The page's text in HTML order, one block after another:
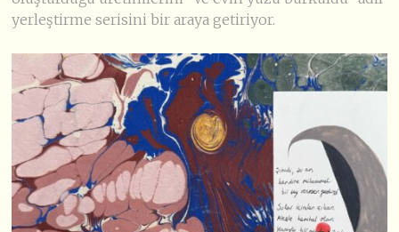
yerleştirme serisini bir araya getiriyor.